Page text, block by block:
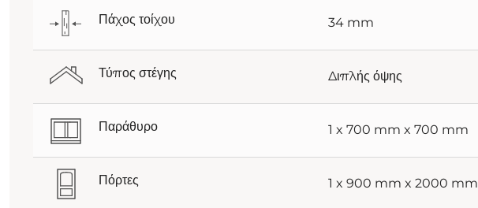
Πάχος τοίχου 34 mm
Τύπος στέγης Διπλής όψης
Παράθυρο 1 x 700 mm x 700 mm
Πόρτες 1 x 900 mm x 2000 mm